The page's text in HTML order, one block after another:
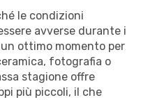
le condizioni
avverse durante i
ottimo momento per
fotografia o
stagione offre
più piccoli, il che